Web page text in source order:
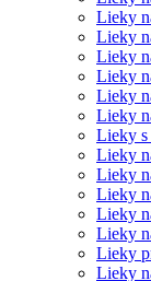
Lieky
Lieky
Lieky
Lieky
Lieky
Lieky
Lieky s
Lieky
Lieky
Lieky
Lieky
Lieky
Lieky
Lieky